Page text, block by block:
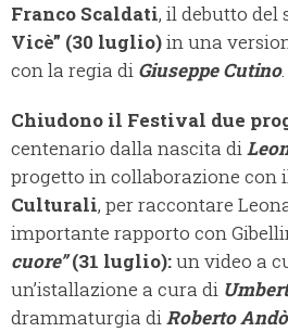
Franco Scaldati, il debutto del
Vicè” (30 luglio)in una
con la regia di Giuseppe Cutino.
Chiudono il Festival due
centenario dalla nascita di
progetto in collaborazione con
Culturali, per raccontare
importante rapporto con
cuore”(31 luglio):un video a
un’istallazione a cura di
drammaturgia diRoberto Andò